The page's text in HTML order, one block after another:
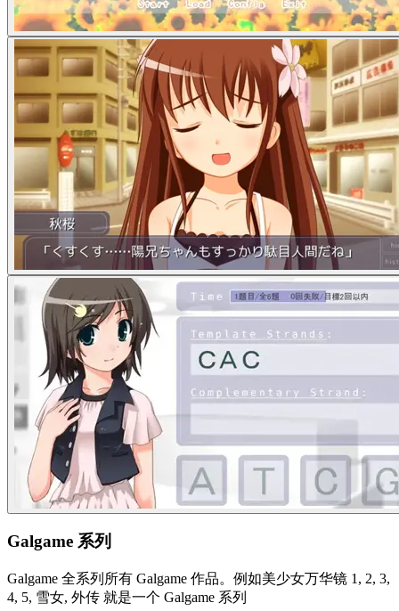
Galgame 系列
Galgame 全系列所有 Galgame 作品。例如美少女万华镜 1, 2, 3,
4, 5, 雪女, 外传 就是一个 Galgame 系列